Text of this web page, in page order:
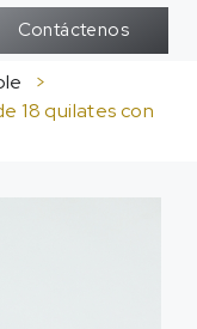
Contáctenos
>
18 quilates con